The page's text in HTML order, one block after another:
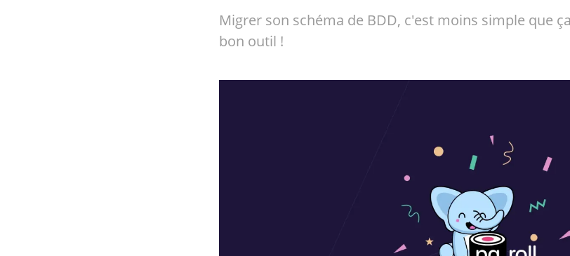
Migrer son schéma de BDD, c'est moins simple que
bon outil !